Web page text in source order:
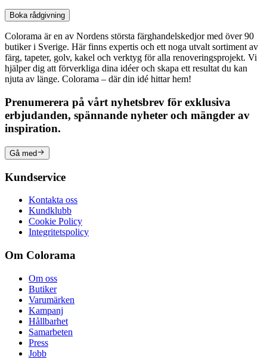
Boka rådgivning
Colorama är en av Nordens största färghandelskedjor med över 90
butiker i Sverige. Här finns expertis och ett noga utvalt sortiment av
färg, tapeter, golv, kakel och verktyg för alla renoveringsprojekt. Vi
hjälper dig att förverkliga dina idéer och skapa ett resultat du kan
njuta av länge. Colorama – där din idé hittar hem!
Prenumerera på vårt nyhetsbrev för exklusiva
erbjudanden, spännande nyheter och mängder av
inspiration.
Gå med
Kundservice
Kontakta oss
Kundklubb
Cookie Policy
Integritetspolicy
Om Colorama
Om oss
Butiker
Varumärken
Kampanj
Hållbarhet
Samarbeten
Press
Jobb